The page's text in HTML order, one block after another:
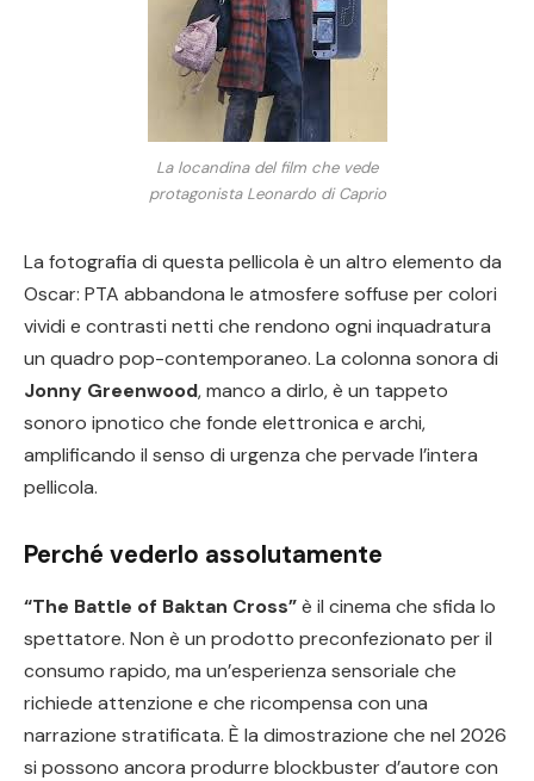
La locandina del film che vede
protagonista Leonardo di Caprio
La fotografia di questa pellicola è un altro elemento da
Oscar: PTA abbandona le atmosfere soffuse per colori
vividi e contrasti netti che rendono ogni inquadratura
un quadro pop-contemporaneo. La colonna sonora di
Jonny Greenwood, manco a dirlo, è un tappeto
sonoro ipnotico che fonde elettronica e archi,
amplificando il senso di urgenza che pervade l’intera
pellicola.
Perché vederlo assolutamente
“The Battle of Baktan Cross”è il cinema che sfida lo
spettatore. Non è un prodotto preconfezionato per il
consumo rapido, ma un’esperienza sensoriale che
richiede attenzione e che ricompensa con una
narrazione stratificata. È la dimostrazione che nel 2026
si possono ancora produrre blockbuster d’autore con